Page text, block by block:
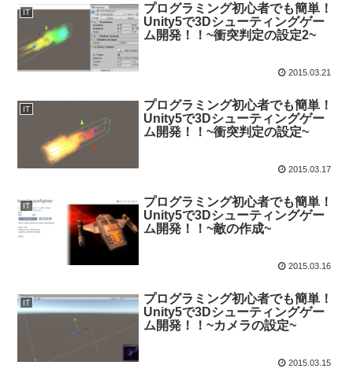
IT
プログラミング初心者でも簡単！
Unity5で3Dシューティングゲー
ム開発！！~衝突判定の設定2~
2015.03.21
IT
プログラミング初心者でも簡単！
Unity5で3Dシューティングゲー
ム開発！！~衝突判定の設定~
2015.03.17
IT
プログラミング初心者でも簡単！
Unity5で3Dシューティングゲー
ム開発！！~敵の作成~
2015.03.16
IT
プログラミング初心者でも簡単！
Unity5で3Dシューティングゲー
ム開発！！~カメラの設定~
2015.03.15